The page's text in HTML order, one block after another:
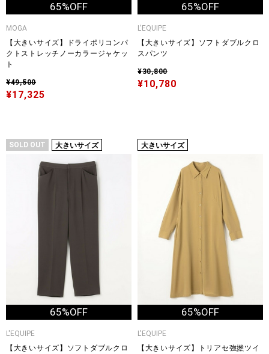
65%OFF
MOGA
【大きいサイズ】ドライポリコンパ
クトストレッチノーカラージャケッ
ト
¥49,500
¥17,325
65%OFF
L'EQUIPE
【大きいサイズ】ソフトダブルクロ
スパンツ
¥30,800
¥10,780
SOLD OUT 大きいサイズ
65%OFF
L'EQUIPE
【大きいサイズ】ソフトダブルクロ
大きいサイズ
65%OFF
L'EQUIPE
【大きいサイズ】トリアセ強撚ツイ